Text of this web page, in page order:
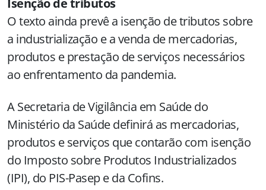
O texto ainda prevê a isenção de tributos sobre
a industrialização e a venda de mercadorias,
produtos e prestação de serviços necessários
ao enfrentamento da pandemia.
A Secretaria de Vigilância em Saúde do
Ministério da Saúde definirá as mercadorias,
produtos e serviços que contarão com isenção
do Imposto sobre Produtos Industrializados
(IPI), do PIS-Pasep e da Cofins.